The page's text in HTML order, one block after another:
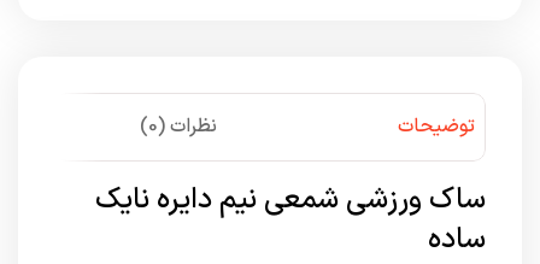
توضیحات نظرات (0)
ساک ورزشی شمعی نیم دایره نایک
ساده